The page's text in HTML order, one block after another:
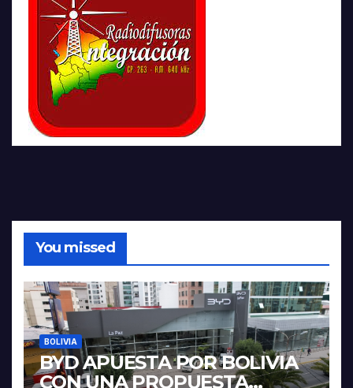
You missed
BOLIVIA
BYD APUESTA POR BOLIVIA
CON UNA PROPUESTA